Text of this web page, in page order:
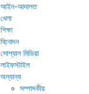
আইন-আদালত
খেলা
শিক্ষা
বিনোদন
সোশ্যাল মিডিয়া
লাইফস্টাইল
অন্যান্য
সম্পাদকীয়